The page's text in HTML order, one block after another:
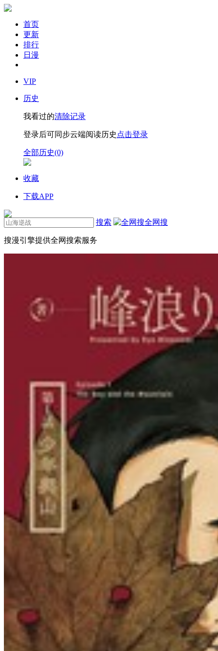
首页
更新
排行
日漫
VIP
历史
我看过的清除记录
登录后可同步云端阅读历史 点击登录
全部历史(0)
收藏
下载APP
搜索 全网搜
搜漫引擎提供全网搜索服务